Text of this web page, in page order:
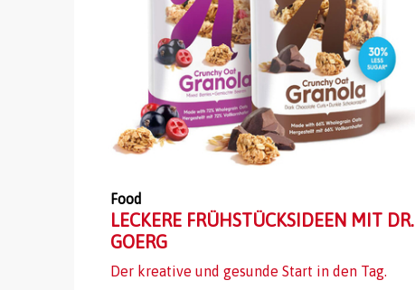
Food
LECKERE FRÜHSTÜCKSIDEEN MIT DR.
GOERG
Der kreative und gesunde Start in den Tag.